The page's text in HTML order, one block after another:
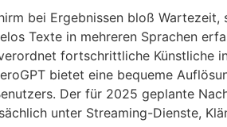
bei Ergebnissen bloß
Texte in mehreren Sprachen
fortschrittliche
bietet eine bequeme
Der für 2025 geplante
unter Streaming-Dienste,